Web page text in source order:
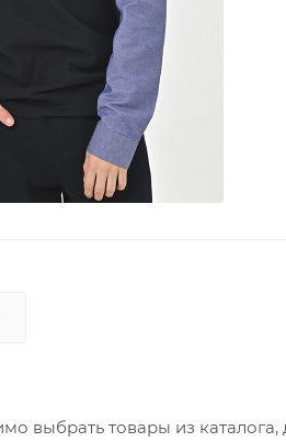
выбрать товары из каталога,